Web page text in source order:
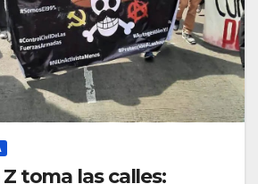
toma las calles: